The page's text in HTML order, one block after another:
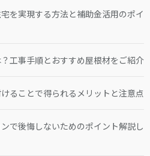
を実現する方法と補助金活用のポイ
工事手順とおすすめ屋根材をご紹介
ることで得られるメリットと注意点
で後悔しないためのポイント解説し